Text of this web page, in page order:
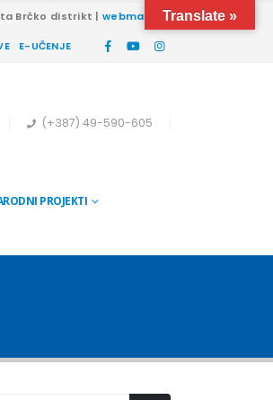
Brčko distrikt |webmail
E-UČENJE
(+387) 49-590-605
PROJEKTI
Translate »